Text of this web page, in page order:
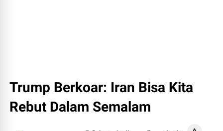
Trump Berkoar: Iran Bisa Kita
Rebut Dalam Semalam